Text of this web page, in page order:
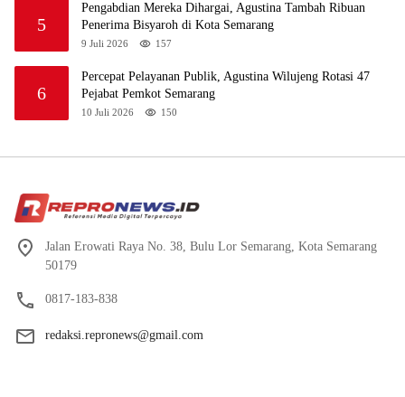
5
Pengabdian Mereka Dihargai, Agustina Tambah Ribuan
Penerima Bisyaroh di Kota Semarang
9 Juli 2026 157
6
Percepat Pelayanan Publik, Agustina Wilujeng Rotasi 47
Pejabat Pemkot Semarang
10 Juli 2026 150
Jalan Erowati Raya No. 38, Bulu Lor Semarang, Kota Semarang
50179
0817-183-838
redaksi.repronews@gmail.com